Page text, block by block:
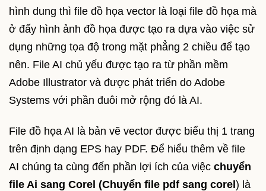
hình dung thì file đồ họa vector là loại file đồ họa mà
ở đấy hình ảnh đồ họa được tạo ra dựa vào việc sử
dụng những tọa độ trong mặt phẳng 2 chiều để tạo
nên. File AI chủ yếu được tạo ra từ phần mềm
Adobe Illustrator và được phát triển do Adobe
Systems với phần đuôi mở rộng đó là AI.
File đồ họa AI là bản vẽ vector được biểu thị 1 trang
trên định dạng EPS hay PDF. Để hiểu thêm về file
AI chúng ta cùng đến phần lợi ích của việc chuyển
file Ai sang Corel (Chuyển file pdf sang corel) là